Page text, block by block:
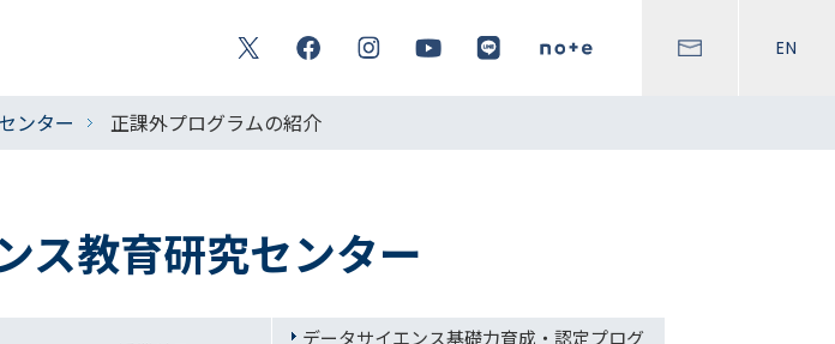
EN
ンター 正課外プログラムの紹介
ス教育研究センター
データサイエンス基礎力育成・認定プログ